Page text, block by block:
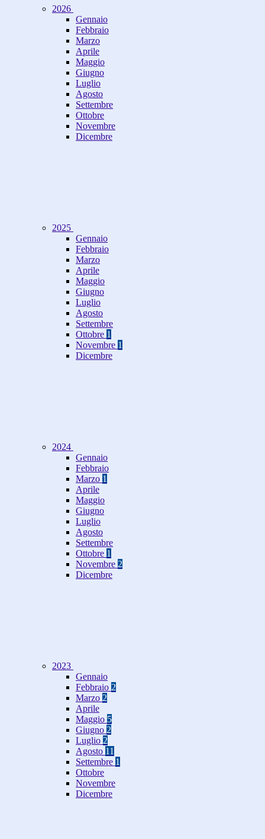
2026
Gennaio
Febbraio
Marzo
Aprile
Maggio
Giugno
Luglio
Agosto
Settembre
Ottobre
Novembre
Dicembre
2025
Gennaio
Febbraio
Marzo
Aprile
Maggio
Giugno
Luglio
Agosto
Settembre
Ottobre 1
Novembre 1
Dicembre
2024
Gennaio
Febbraio
Marzo 1
Aprile
Maggio
Giugno
Luglio
Agosto
Settembre
Ottobre 1
Novembre 2
Dicembre
2023
Gennaio
Febbraio 2
Marzo 2
Aprile
Maggio 5
Giugno 2
Luglio 2
Agosto 11
Settembre 1
Ottobre
Novembre
Dicembre